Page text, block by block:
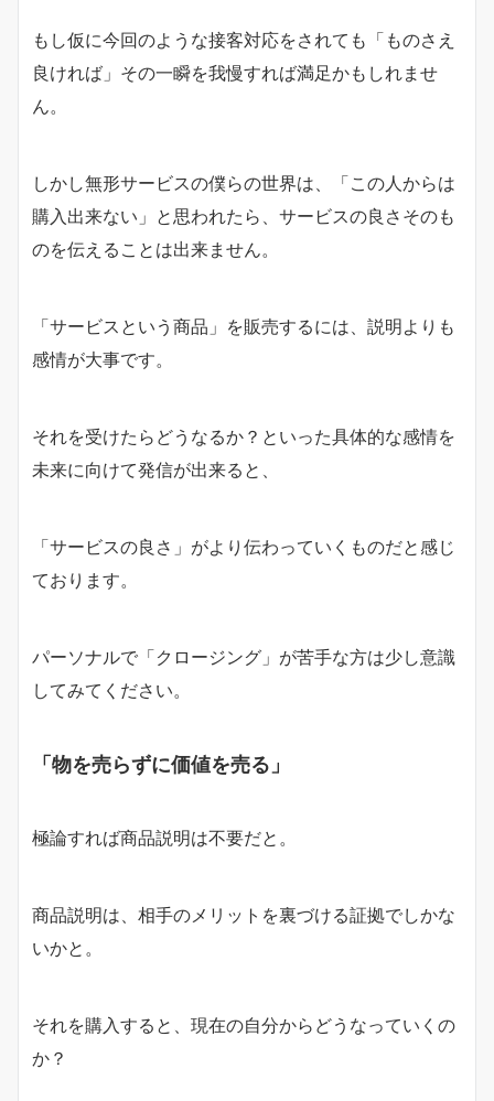
もし仮に今回のような接客対応をされても「ものさえ
良ければ」その一瞬を我慢すれば満足かもしれませ
ん。
しかし無形サービスの僕らの世界は、「この人からは
購入出来ない」と思われたら、サービスの良さそのも
のを伝えることは出来ません。
「サービスという商品」を販売するには、説明よりも
感情が大事です。
それを受けたらどうなるか？といった具体的な感情を
未来に向けて発信が出来ると、
「サービスの良さ」がより伝わっていくものだと感じ
ております。
パーソナルで「クロージング」が苦手な方は少し意識
してみてください。
「物を売らずに価値を売る」
極論すれば商品説明は不要だと。
商品説明は、相手のメリットを裏づける証拠でしかな
いかと。
それを購入すると、現在の自分からどうなっていくの
か？